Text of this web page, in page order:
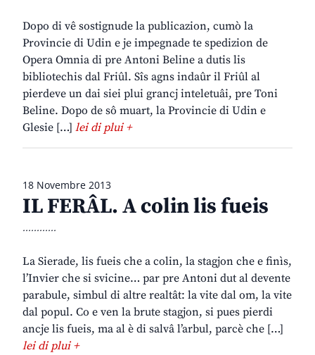
Dopo di vê sostignude la publicazion, cumò la
Provincie di Udin e je impegnade te spedizion de
Opera Omnia di pre Antoni Beline a dutis lis
bibliotechis dal Friûl. Sîs agns indaûr il Friûl al
pierdeve un dai siei plui grancj inteletuâi, pre Toni
Beline. Dopo de sô muart, la Provincie di Udin e
Glesie […] lei di plui +
18 Novembre 2013
IL FERÂL. A colin lis fueis
............
La Sierade, lis fueis che a colin, la stagjon che e finìs,
l’Invier che si svicine… par pre Antoni dut al devente
parabule, simbul di altre realtât: la vite dal om, la vite
dal popul. Co e ven la brute stagjon, si pues pierdi
ancje lis fueis, ma al è di salvâ l’arbul, parcè che […]
lei di plui +